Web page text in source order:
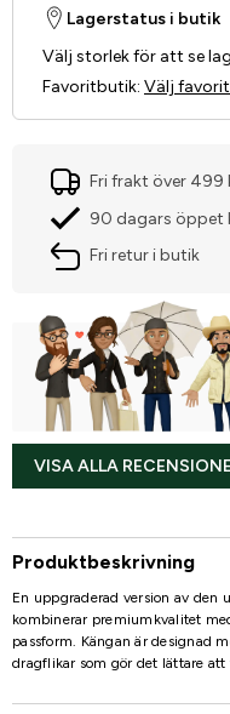
Lagerstatus i butik
Välj storlek för att se
Favoritbutik: Välj
Fri frakt över 499
90 dagars öppet
Fri retur i butik
VISA ALLA
Produktbeskrivning
En uppgraderad version av
kombinerar premiumkvalitet
passform. Kängan är designad
dragflikar som gör det lättare att